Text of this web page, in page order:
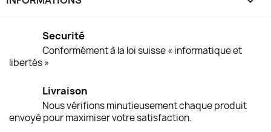
Securité
Conformément à la loi suisse « informatique et
libertés »
Livraison
Nous vérifions minutieusement chaque produit
envoyé pour maximiser votre satisfaction.